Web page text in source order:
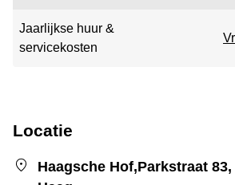
Jaarlijkse huur &
servicekosten
Locatie
Haagsche Hof,Parkstraat 83,